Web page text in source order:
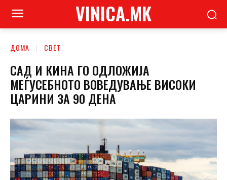
VINICA.MK
ДОМА СВЕТ
САД И КИНА ГО ОДЛОЖИЈА
МЕЃУСЕБНОТО ВОВЕДУВАЊЕ ВИСОКИ
ЦАРИНИ ЗА 90 ДЕНА